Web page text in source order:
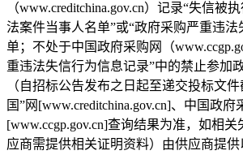
（www.creditchina.gov.cn） 记录“失信被
法案件当事人名单”或“政府采购严重违法
单；不处于中国政府采购网
（
重违法失信行为信息记录”中的禁止参加
（自招标公告发布之日起至递交投标文件
国”网 [www.creditchina.gov.cn]、 中国政府
[www.ccgp.gov.cn]查询结果为准，如相关
应商需提供相关证明资料）由供应商提